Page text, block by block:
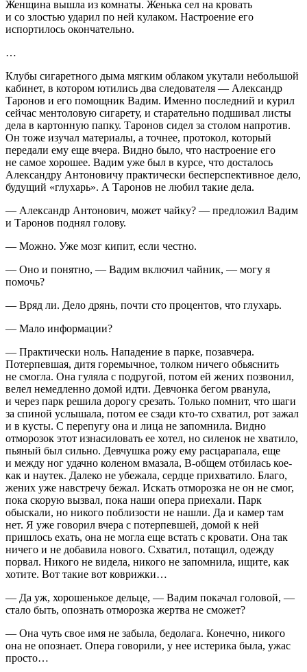
Женщина вышла из комнаты. Женька сел на кровать
и со злостью ударил по ней кулаком. Настроение его
испортилось окончательно.
…
Клубы сигаретного дыма мягким облаком укутали небольшой
кабинет, в котором ютились два следователя — Александр
Таронов и его помощник Вадим. Именно последний и курил
сейчас ментоловую сигарету, и старательно подшивал листы
дела в картонную папку. Таронов сидел за столом напротив.
Он тоже изучал материалы, а точнее, протокол, который
передали ему еще вчера. Видно было, что настроение его
не самое хорошее. Вадим уже был в курсе, что досталось
Александру Антоновичу практически бесперспективное дело,
будущий «глухарь». А Таронов не любил такие дела.
— Александр Антонович, может чайку? — предложил Вадим
и Таронов поднял голову.
— Можно. Уже мозг кипит, если честно.
— Оно и понятно, — Вадим включил чайник, — могу я
помочь?
— Вряд ли. Дело дрянь, почти сто процентов, что глухарь.
— Мало информации?
— Практически ноль. Нападение в парке, позавчера.
Потерпевшая, дитя горемычное, толком ничего обьяснить
не смогла. Она гуляла с подругой, потом ей жених позвонил,
велел немедленно домой идти. Девчонка бегом рванула,
и через парк решила дорогу срезать. Только помнит, что шаги
за спиной услышала, потом ее сзади кто-то схватил, рот зажал
и в кусты. С перепугу она и лица не запомнила. Видно
отморозок этот изнасиловать ее хотел, но силенок не хватило,
пьяный был сильно. Девчушка рожу ему расцарапала, еще
и между ног удачно коленом вмазала, В-общем отбилась кое-
как и наутек. Далеко не убежала, сердце прихватило. Благо,
жених уже навстречу бежал. Искать отморозка не он не смог,
пока скорую вызвал, пока наши опера приехали. Парк
обыскали, но никого поблизости не нашли. Да и камер там
нет. Я уже говорил вчера с потерпевшей, домой к ней
пришлось ехать, она не могла еще встать с кровати. Она так
ничего и не добавила нового. Схватил, потащил, одежду
порвал. Никого не видела, никого не запомнила, ищите, как
хотите. Вот такие вот коврижки…
— Да уж, хорошенькое дельце, — Вадим покачал головой, —
стало быть, опознать отморозка жертва не сможет?
— Она чуть свое имя не забыла, бедолага. Конечно, никого
она не опознает. Опера говорили, у нее истерика была, ужас
просто…